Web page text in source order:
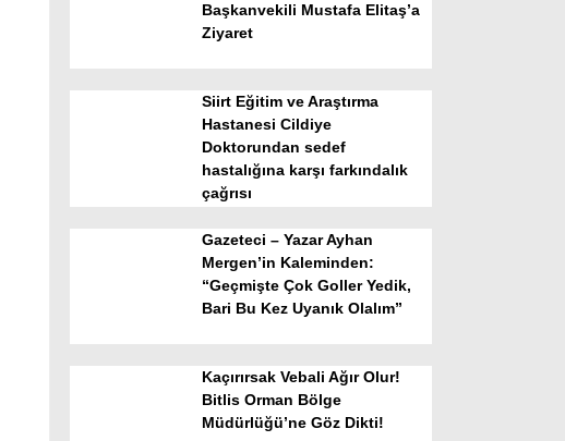
Facebook
Youtube
Başkanvekili Mustafa Elitaş’a
Ziyaret
Siirt Eğitim ve Araştırma
Hastanesi Cildiye
Doktorundan sedef
hastalığına karşı farkındalık
çağrısı
Gazeteci – Yazar Ayhan
Mergen’in Kaleminden:
“Geçmişte Çok Goller Yedik,
Bari Bu Kez Uyanık Olalım”
Kaçırırsak Vebali Ağır Olur!
Bitlis Orman Bölge
Müdürlüğü’ne Göz Dikti!